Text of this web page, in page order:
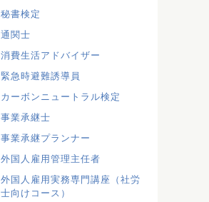
秘書検定
通関士
消費生活アドバイザー
緊急時避難誘導員
カーボンニュートラル検定
事業承継士
事業承継プランナー
外国人雇用管理主任者
外国人雇用実務専門講座（社労
士向けコース）